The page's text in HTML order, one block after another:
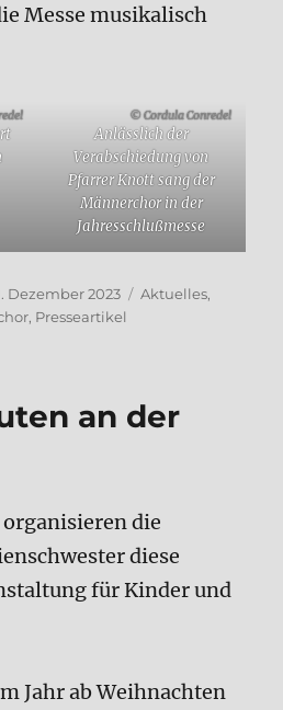
Messe musikalisch
© Cordula Conredel
Anlässlich der
Verabschiedung von
Pfarrer Knott sang der
Männerchor in der
Jahresschlußmesse
Dezember 2023 Kategorien
Aktuelles,
, Presseartikel
an der
die
diese
für Kinder und
Jahr ab Weihnachten